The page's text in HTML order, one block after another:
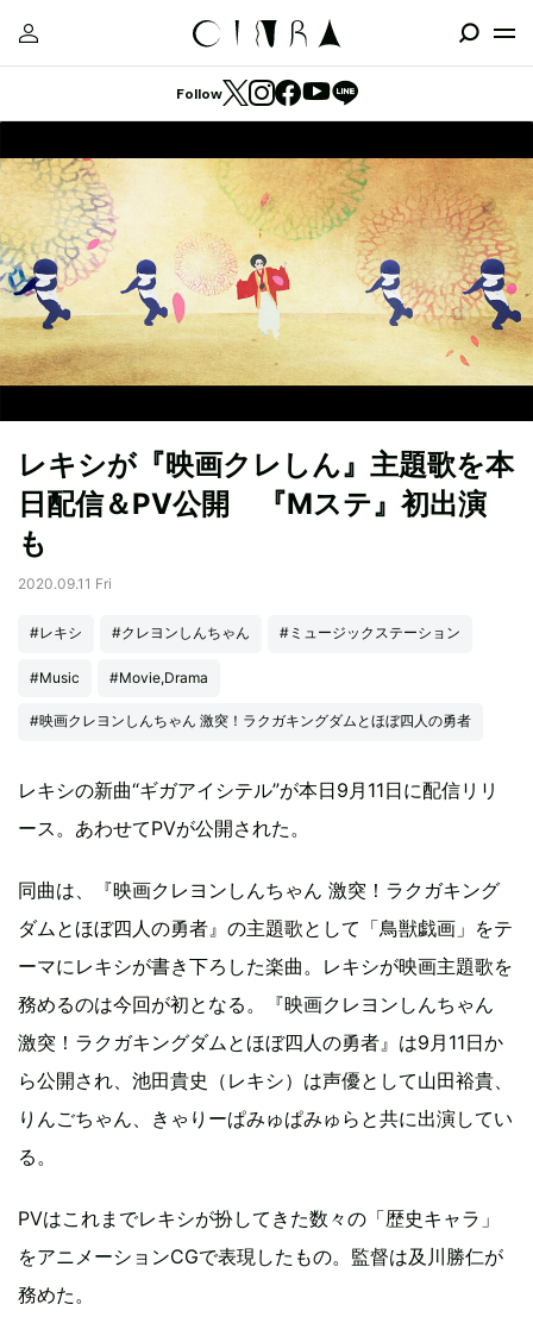
Follow
レキシが『映画クレしん』主題歌を本
日配信＆PV公開 『Mステ』初出演
も
2020.09.11 Fri
#レキシ #クレヨンしんちゃん #ミュージックステーション
#Music #Movie,Drama
#映画クレヨンしんちゃん 激突！ラクガキングダムとほぼ四人の勇者
レキシの新曲“ギガアイシテル”が本日9月11日に配信リリ
ース。あわせてPVが公開された。
同曲は、『映画クレヨンしんちゃん 激突！ラクガキング
ダムとほぼ四人の勇者』の主題歌として「鳥獣戯画」をテ
ーマにレキシが書き下ろした楽曲。レキシが映画主題歌を
務めるのは今回が初となる。『映画クレヨンしんちゃん
激突！ラクガキングダムとほぼ四人の勇者』は9月11日か
ら公開され、池田貴史（レキシ）は声優として山田裕貴、
りんごちゃん、きゃりーぱみゅぱみゅらと共に出演してい
る。
PVはこれまでレキシが扮してきた数々の「歴史キャラ」
をアニメーションCGで表現したもの。監督は及川勝仁が
務めた。